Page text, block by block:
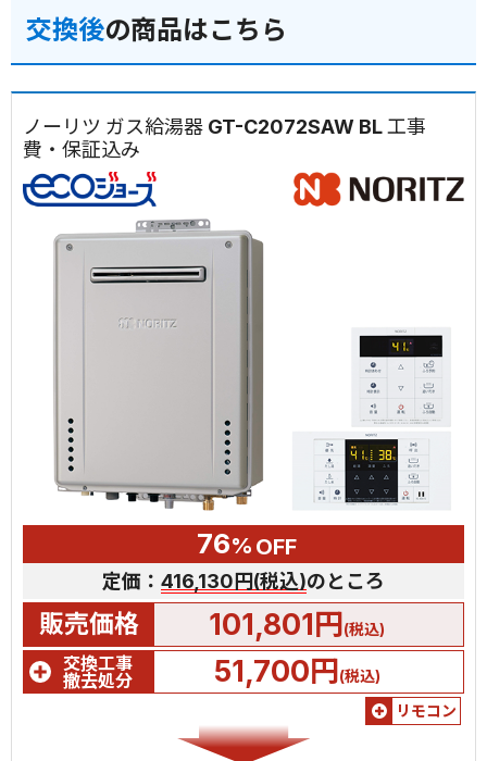
交換後の商品はこちら
ノーリツ ガス給湯器 GT-C2072SAW BL 工事
費・保証込み
76% OFF
定価： 416,130円(税込)のところ
販売価格 101,801円(税込)
交換工事
撤去処分
51,700円(税込)
リモコン